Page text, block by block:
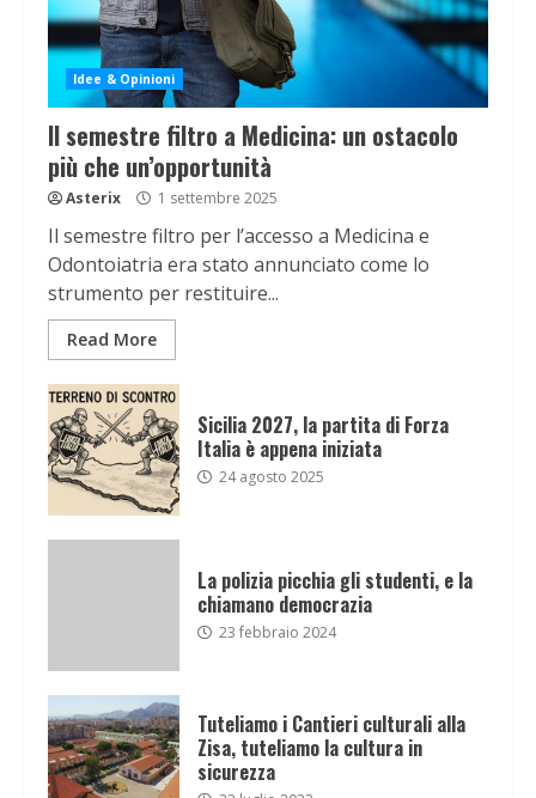
Idee & Opinioni
Il semestre filtro a Medicina: un ostacolo
più che un’opportunità
Asterix 1 settembre 2025
Il semestre filtro per l’accesso a Medicina e
Odontoiatria era stato annunciato come lo
strumento per restituire...
Read More
Sicilia 2027, la partita di Forza
Italia è appena iniziata
24 agosto 2025
La polizia picchia gli studenti, e la
chiamano democrazia
23 febbraio 2024
Tuteliamo i Cantieri culturali alla
Zisa, tuteliamo la cultura in
sicurezza